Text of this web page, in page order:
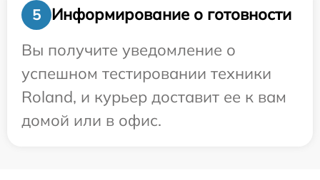
5
Информирование о готовности
Вы получите уведомление о
успешном тестировании техники
Roland, и курьер доставит ее к вам
домой или в офис.